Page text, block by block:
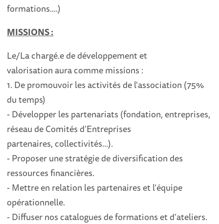
formations....)
MISSIONS :
Le/La chargé.e de développementet
valorisationaura comme missions :
1. De promouvoirles activités de l'association (75%
du temps)
-Développer les partenariats (fondation, entreprises,
réseau deComités d’Entreprises
partenaires, collectivités...).
-Proposer une stratégie de diversification des
ressources financières.
-Mettre en relation les partenaires et l’équipe
opérationnelle.
- Diffuser nos catalogues de formations et d’ateliers.